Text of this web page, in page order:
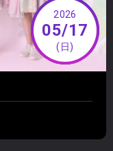
2026
05/17
(日)